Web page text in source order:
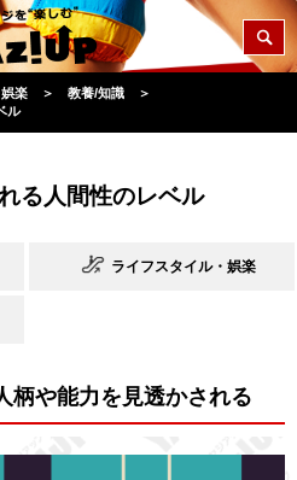
楽 ＞ 教養/知識
＞
ル
る人間性のレベル
ライフスタイル・娯楽
柄や能力を見透かされる